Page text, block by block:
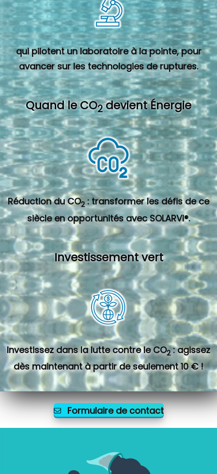
qui pilotent un laboratoire à la pointe, pour
avancer sur les technologies de ruptures.
Quand le CO2devient Énergie
Réduction du CO2 : transformer les défis de ce
siècle en opportunités avec SOLARVI®.
Investissement vert
Investissez dans la lutte contre le CO2 : agissez
dès maintenant à partir de seulement 10 € !
Formulaire de contact